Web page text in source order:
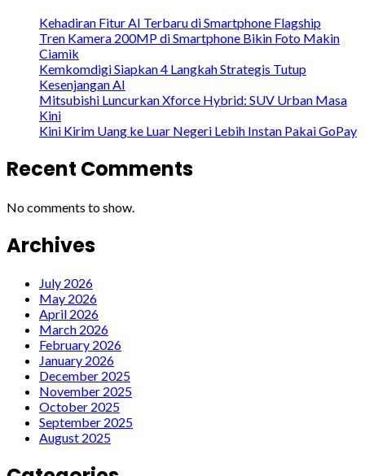
Kehadiran Fitur AI Terbaru di Smartphone Flagship
Tren Kamera 200MP di Smartphone Bikin Foto Makin
Ciamik
Kemkomdigi Siapkan 4 Langkah Strategis Tutup
Kesenjangan AI
Mitsubishi Luncurkan Xforce Hybrid: SUV Urban Masa
Kini
Kini Kirim Uang ke Luar Negeri Lebih Instan Pakai GoPay
Recent Comments
No comments to show.
Archives
July 2026
May 2026
April 2026
March 2026
February 2026
January 2026
December 2025
November 2025
October 2025
September 2025
August 2025